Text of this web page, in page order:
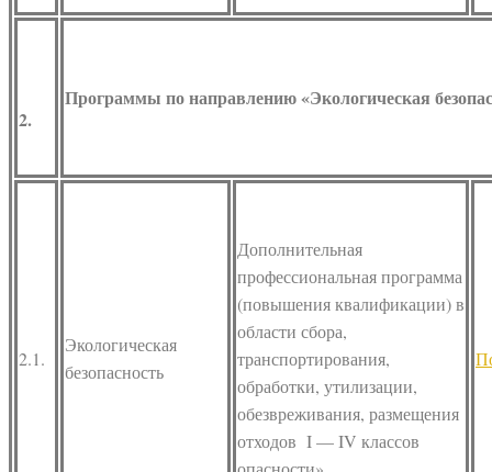
2.
Программы по направлению «Экологическая
2.1.
Экологическая
безопасность
Дополнительная
профессиональная программа
(повышения квалификации) в
области сбора,
транспортирования,
обработки, утилизации,
обезвреживания, размещения
отходов I — IV классов